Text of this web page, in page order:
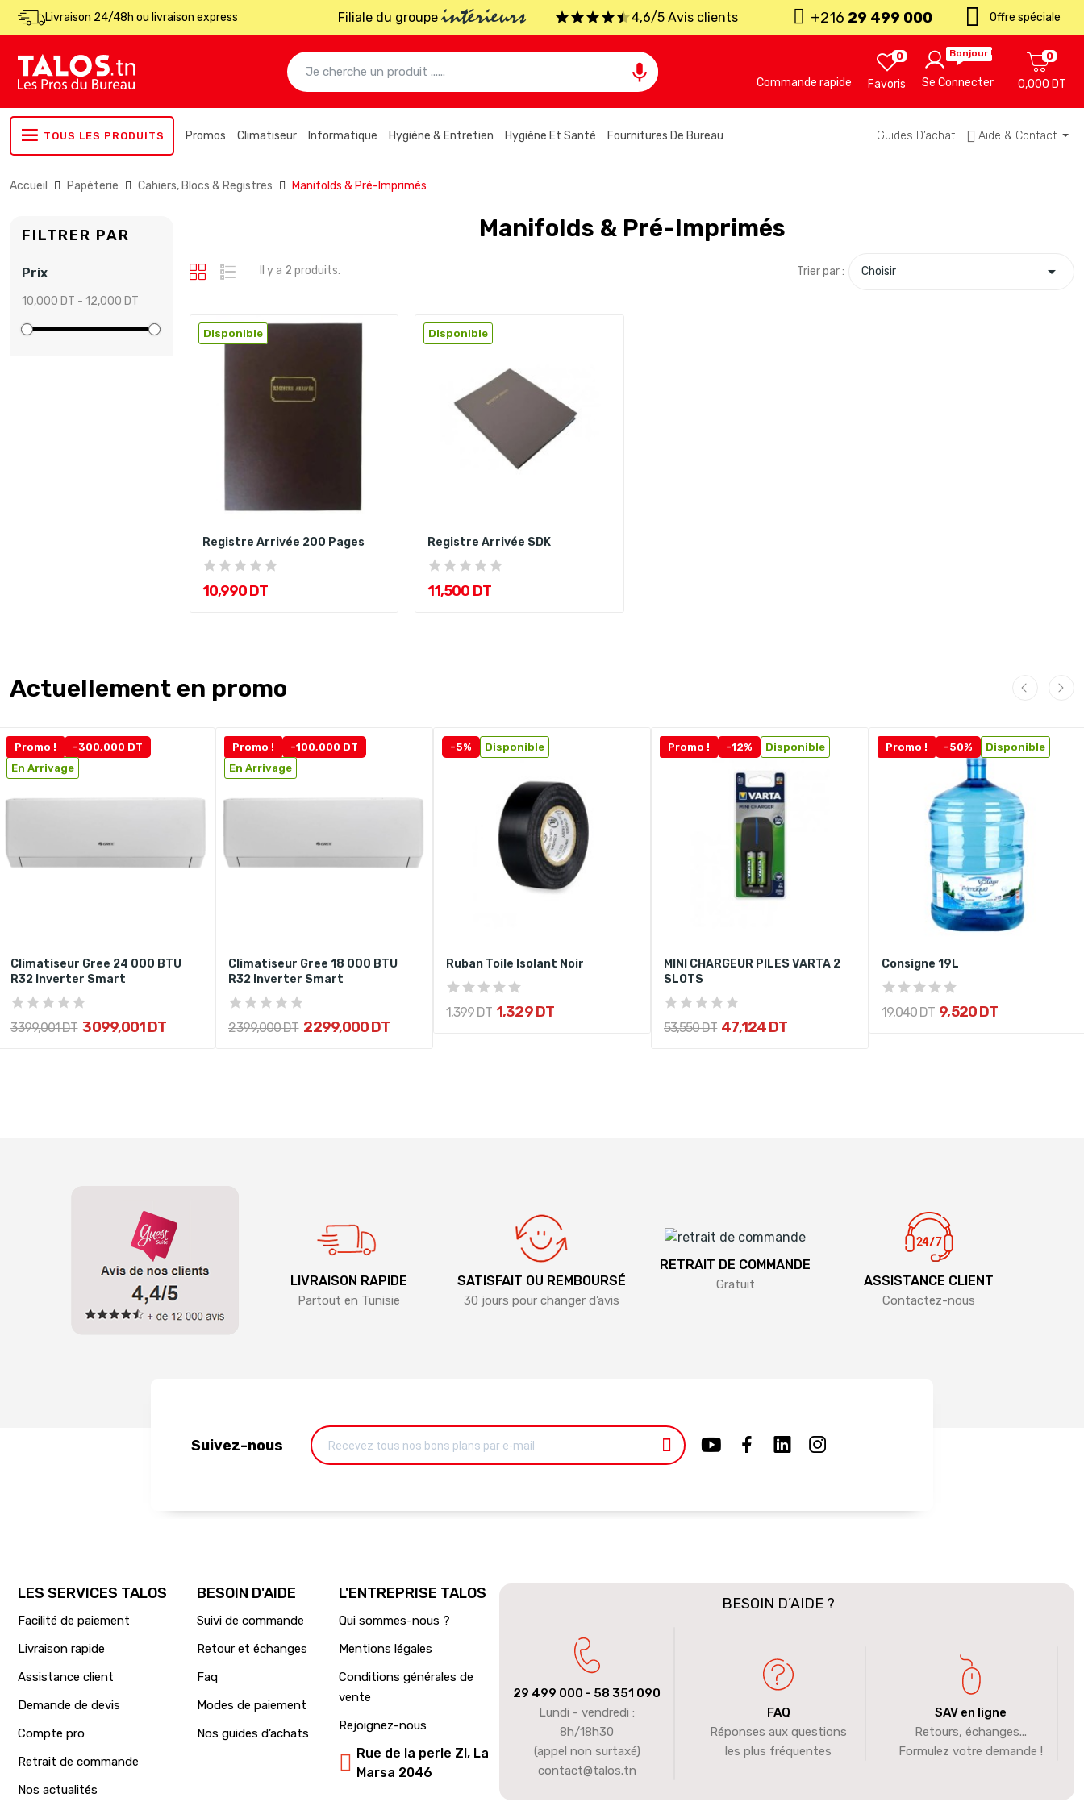
Livraison 24/48h ou livraison express Filiale du groupeintérieurs 4,6/5 Avis clients +216 29 499 000 Offre spéciale
 Commande rapide Favoris
0 Bonjour !
Se Connecter 0,000 DT
0
TOUS LES PRODUITS Promos Climatiseur Informatique Hygiéne & Entretien Hygiène Et Santé Fournitures De Bureau Guides D’achat Aide & Contact
Accueil Papèterie Cahiers, Blocs & Registres Manifolds & Pré-Imprimés
FILTRER PAR
Prix
10,000 DT - 12,000 DT
Manifolds & Pré-Imprimés
Il y a 2 produits. Trier par : Choisir 
Disponible
Registre Arrivée 200 Pages
10,990 DT
Disponible
Registre Arrivée SDK
11,500 DT
Actuellement en promo
Promo !
-300,000 DT
En Arrivage
Climatiseur Gree 24 000 BTU
R32 Inverter Smart
3 399,001 DT 3 099,001 DT
Promo !
-100,000 DT
En Arrivage
Climatiseur Gree 18 000 BTU
R32 Inverter Smart
2 399,000 DT 2 299,000 DT
-5% Disponible
Ruban Toile Isolant Noir
1,399 DT 1,329 DT
Promo ! -12% Disponible
MINI CHARGEUR PILES VARTA 2
SLOTS
53,550 DT 47,124 DT
Promo ! -50% Disponible
Consigne 19L
19,040 DT 9,520 DT
LIVRAISON RAPIDE
Partout en Tunisie
SATISFAIT OU REMBOURSÉ
30 jours pour changer d’avis
RETRAIT DE COMMANDE
Gratuit ASSISTANCE CLIENT
Contactez-nous
Suivez-nous
LES SERVICES TALOS
Facilité de paiement
Livraison rapide
Assistance client
Demande de devis
Compte pro
Retrait de commande
Nos actualités
BESOIN D'AIDE
Suivi de commande
Retour et échanges
Faq
Modes de paiement
Nos guides d’achats
L'ENTREPRISE TALOS
Qui sommes-nous ?
Mentions légales
Conditions générales de
vente
Rejoignez-nous
Rue de la perle ZI, La
Marsa 2046
BESOIN D’AIDE ?
29 499 000 - 58 351 090
Lundi - vendredi :
8h/18h30
(appel non surtaxé)
contact@talos.tn
FAQ
Réponses aux questions
les plus fréquentes
SAV en ligne
Retours, échanges...
Formulez votre demande !